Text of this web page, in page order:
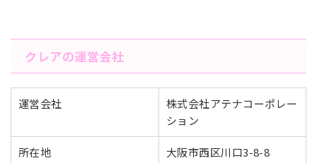
クレアの運営会社
運営会社
株式会社アテナコーポレー
ション
所在地 大阪市西区川口3-8-8